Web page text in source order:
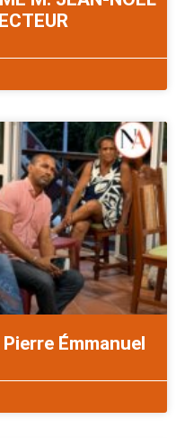
Émmanuel